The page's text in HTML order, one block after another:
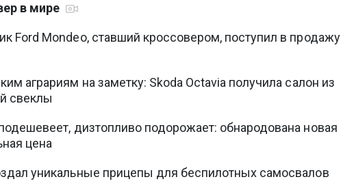
в мире
Ford Mondeo, ставший кроссовером, поступил в продажу
аграриям на заметку: Skoda Octavia получила салон из
свеклы
дизтопливо подорожает: обнародована новая
цена
уникальные прицепы для беспилотных самосвалов